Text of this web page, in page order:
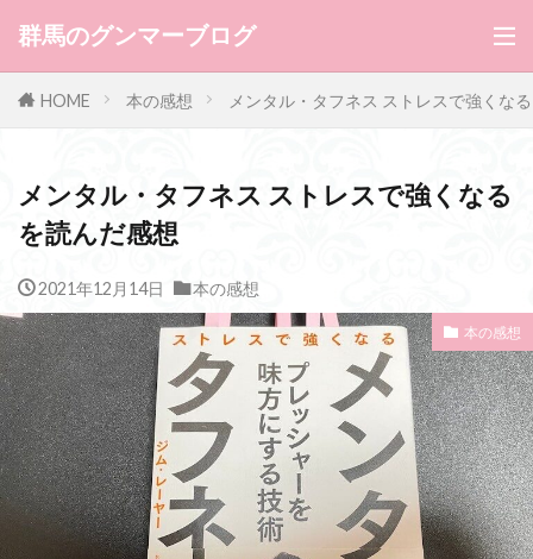
群馬のグンマーブログ
HOME 本の感想 メンタル・タフネス ストレスで強くな
メンタル・タフネス ストレスで強くなる
を読んだ感想
2021年12月14日 本の感想
本の感想